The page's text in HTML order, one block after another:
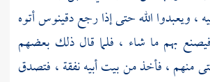
، ويعبدوا الله حتى إذا رجعدقينوسأتوه
بهم ما شاء ، فلما قال ذلك بعضهم
، فأخذ من بيت أبيه نفقة ، فتصدق